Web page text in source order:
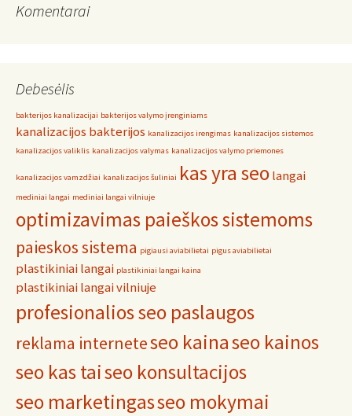
Komentarai
Debesėlis
bakterijos kanalizacijai bakterijos valymo įrenginiams
kanalizacijos bakterijos kanalizacijos irengimas kanalizacijos sistemos
kanalizacijos valiklis kanalizacijos valymas kanalizacijos valymo priemones
kanalizacijos vamzdžiai kanalizacijos šuliniai kas yra seolangai
mediniai langai mediniai langai vilniuje
optimizavimas paieškos sistemoms
paieskos sistema pigiausi aviabilietai pigus aviabilietai
plastikiniai langai plastikiniai langai kaina
plastikiniai langai vilniuje
profesionalios seo paslaugos
reklama interneteseo kainaseo kainos
seo kas taiseo konsultacijos
seo marketingasseo mokymai